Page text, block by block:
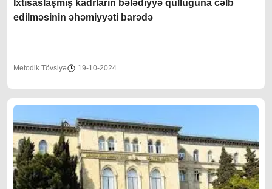
İxtisaslaşmış kadrların bələdiyyə qulluğuna cəlb
edilməsinin əhəmiyyəti barədə
Metodik Tövsiyə 19-10-2024